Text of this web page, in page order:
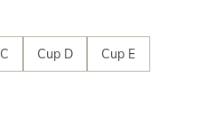
Cup D Cup E